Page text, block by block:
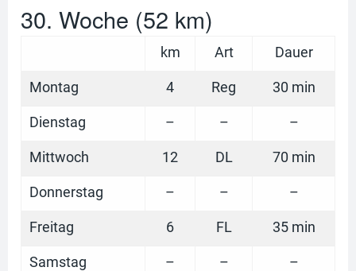
30. Woche (52 km)
km Art Dauer
Montag 4 Reg 30 min
Dienstag – – –
Mittwoch 12 DL 70 min
Donnerstag – – –
Freitag 6 FL 35 min
Samstag – – –